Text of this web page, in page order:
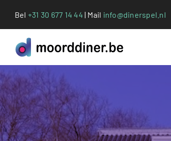
Bel +31 30 677 14 44 | Mail info@dinerspel.nl